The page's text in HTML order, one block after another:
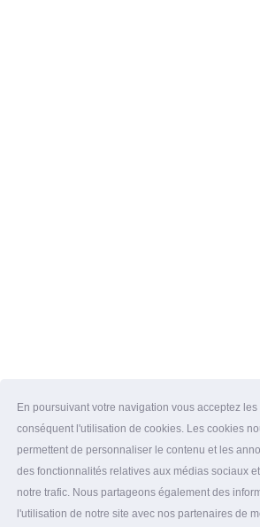
En poursuivant votre navigation vous acceptez les
conséquent l'utilisation de cookies. Les cookies
permettent de personnaliser le contenu et les
des fonctionnalités relatives aux médias sociaux
notre trafic. Nous partageons également des
l'utilisation de notre site avec nos partenaires de